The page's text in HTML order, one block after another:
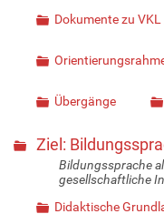
Dokumente zu VKL
Übergänge
Ziel:
Bildungssprache
gesellschaftliche
Didaktische